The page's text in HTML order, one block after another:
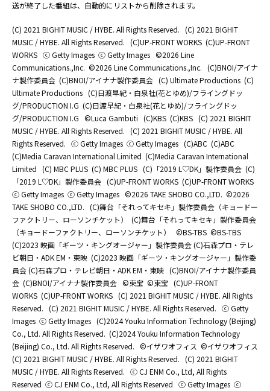
送が終了した番組は、自動的にリストから削除されます。
(C) 2021 BIGHIT MUSIC / HYBE. All Rights Reserved. (C) 2021 BIGHIT
MUSIC / HYBE. All Rights Reserved. (C)UP-FRONT WORKS (C)UP-FRONT
WORKS ⓒ Getty Images ⓒ Getty Images ©2026 Line
Communications.,Inc. ©2026 Line Communications.,Inc. (C)BNOI/アイナ
ナ製作委員会 (C)BNOI/アイナナ製作委員会 (C) Ultimate Productions (C)
Ultimate Productions (C)日渡早紀・白泉社(花とゆめ)/フライングドッ
グ/PRODUCTION I.G (C)日渡早紀・白泉社(花とゆめ)/フライングドッ
グ/PRODUCTION I.G ©Luca Gambuti (C)KBS (C)KBS (C) 2021 BIGHIT
MUSIC / HYBE. All Rights Reserved. (C) 2021 BIGHIT MUSIC / HYBE. All
Rights Reserved. ⓒ Getty Images ⓒ Getty Images (C)ABC (C)ABC
(C)Media Caravan International Limited (C)Media Caravan International
Limited (C) MBC PLUS (C) MBC PLUS (C)「2019 L♡DK」製作委員会 (C)
「2019 L♡DK」製作委員会 (C)UP-FRONT WORKS (C)UP-FRONT WORKS
ⓒ Getty Images ⓒ Getty Images ©2026 TAKE SHOBO CO.,LTD. ©2026
TAKE SHOBO CO.,LTD. (C)舞台「それってキセキ」製作委員会（キョードー
ファクトリー、ローソンチケット）
(C)舞台「それってキセキ」製作委員会
（キョードーファクトリー、ローソンチケット）
©BS-TBS ©BS-TBS
(C)2023 映画「ギーツ・キングオージャー」製作委員会 (C)石森プロ・テレ
ビ朝日・ADK EM・東映 (C)2023 映画「ギーツ・キングオージャー」製作委
員会 (C)石森プロ・テレビ朝日・ADK EM・東映 (C)BNOI/アイナナ製作委員
会 (C)BNOI/アイナナ製作委員会 ©東宝 ©東宝 (C)UP-FRONT
WORKS (C)UP-FRONT WORKS (C) 2021 BIGHIT MUSIC / HYBE. All Rights
Reserved. (C) 2021 BIGHIT MUSIC / HYBE. All Rights Reserved. ⓒ Getty
Images ⓒ Getty Images (C)2024 Youku Information Technology (Beijing)
Co., Ltd. All Rights Reserved. (C)2024 Youku Information Technology
(Beijing) Co., Ltd. All Rights Reserved. ©イザワオフィス ©イザワオフィス
(C) 2021 BIGHIT MUSIC / HYBE. All Rights Reserved. (C) 2021 BIGHIT
MUSIC / HYBE. All Rights Reserved. ⓒ CJ ENM Co., Ltd, All Rights
Reserved ⓒ CJ ENM Co., Ltd, All Rights Reserved ⓒ Getty Images ⓒ